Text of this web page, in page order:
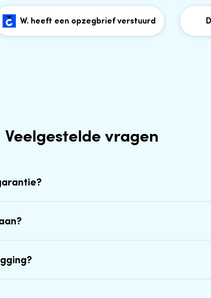
W. heeft een opzegbrief verstuurd D.
Veelgestelde vragen